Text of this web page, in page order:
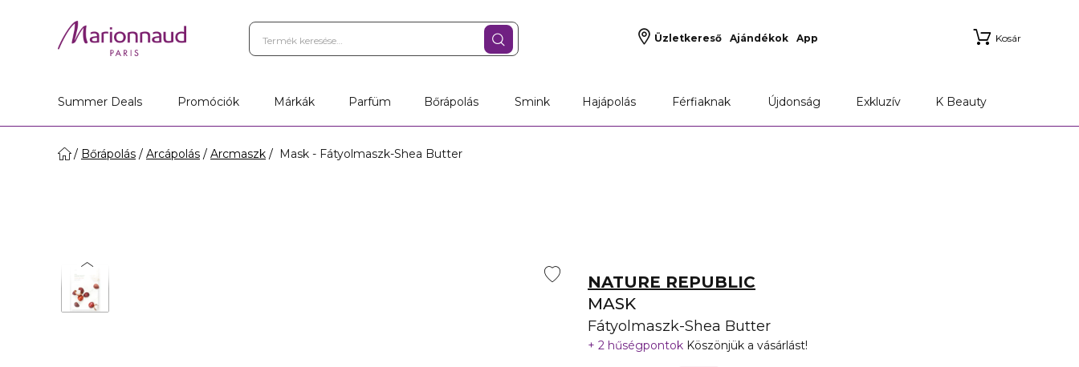
Üzletkereső Ajándékok App Kosár
Summer Deals
Promóciók Márkák Parfüm Bőrápolás Smink Hajápolás Férfiaknak Újdonság Exkluzív K Beauty
Bőrápolás Arcápolás Arcmaszk Mask - Fátyolmaszk-Shea Butter
NATURE REPUBLIC
MASK
Fátyolmaszk-Shea Butter
2 hűségpontok Köszönjük a vásárlást!